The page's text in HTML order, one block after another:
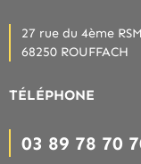
27 rue du 4ème RSM
68250 ROUFFACH
TÉLÉPHONE
03 89 78 70